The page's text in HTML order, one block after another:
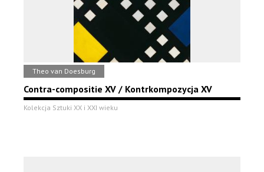
Theo van Doesburg
Contra-compositie XV / Kontrkompozycja XV
Kolekcja Sztuki XX i XXI wieku